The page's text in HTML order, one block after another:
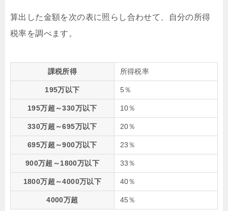
算出した金額を次の表に照らし合わせて、自分の所得
税率を調べます。
課税所得 所得税率
195万以下 5％
195万超～330万以下 10％
330万超～695万以下 20％
695万超～900万以下 23％
900万超～1800万以下 33％
1800万超～4000万以下 40％
4000万超 45％